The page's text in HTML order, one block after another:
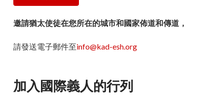
邀請猶太使徒在您所在的城市和國家佈道和傳道，
請發送電子郵件至info@kad-esh.org
加入國際義人的行列